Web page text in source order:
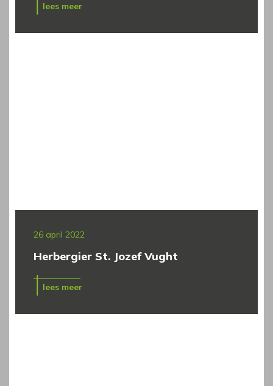
lees meer
26 april 2022
Herbergier St. Jozef Vught
lees meer